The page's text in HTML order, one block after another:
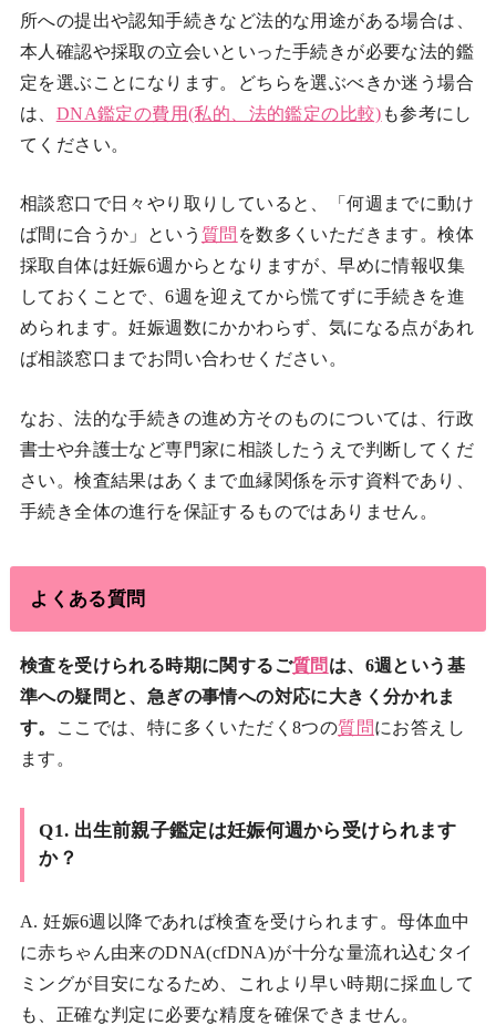
所への提出や認知手続きなど法的な用途がある場合は、
本人確認や採取の立会いといった手続きが必要な法的鑑
定を選ぶことになります。どちらを選ぶべきか迷う場合
は、 DNA鑑定の費用(私的、法的鑑定の比較) も参考にし
てください。
相談窓口で日々やり取りしていると、「何週までに動け
ば間に合うか」という 質問 を数多くいただきます。検体
採取自体は妊娠6週からとなりますが、早めに情報収集
しておくことで、6週を迎えてから慌てずに手続きを進
められます。妊娠週数にかかわらず、気になる点があれ
ば相談窓口までお問い合わせください。
なお、法的な手続きの進め方そのものについては、行政
書士や弁護士など専門家に相談したうえで判断してくだ
さい。検査結果はあくまで血縁関係を示す資料であり、
手続き全体の進行を保証するものではありません。
よくある質問
検査を受けられる時期に関するご質問 は、6週という基
準への疑問と、急ぎの事情への対応に大きく分かれま
す。
ここでは、特に多くいただく8つの質問にお答えし
ます。
Q1. 出生前親子鑑定は妊娠何週から受けられます
か？
A. 妊娠6週以降であれば検査を受けられます。母体血中
に赤ちゃん由来のDNA(cfDNA)が十分な量流れ込むタイ
ミングが目安になるため、これより早い時期に採血して
も、正確な判定に必要な精度を確保できません。